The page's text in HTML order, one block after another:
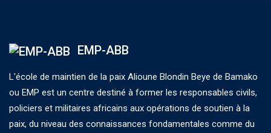
EMP-ABB
L'école de maintien de la paix Alioune Blondin Beye de Bamako
ou EMP est un centre destiné à former les responsables civils,
policiers et militaires africains aux opérations de soutien à la
paix, du niveau des connaissances fondamentales comme du